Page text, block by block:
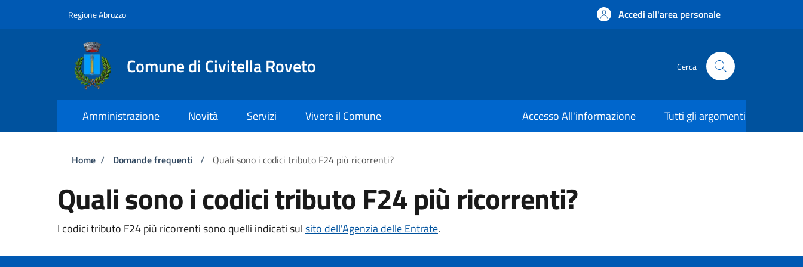
Regione Abruzzo Accedi all'area personale
Comune di Civitella Roveto Cerca
Amministrazione Novità Servizi Vivere il Comune Accesso All'informazione Tutti gli argomenti
Briciole di pane
Home / Domande frequenti / Quali sono i codici tributo F24 più ricorrenti?
Quali sono i codici tributo F24 più ricorrenti?
I codici tributo F24 più ricorrenti sono quelli indicati sulsito dell'Agenzia delle Entrate.